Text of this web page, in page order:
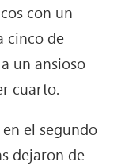
con un
cinco de
un ansioso
cuarto.
el segundo
dejaron de